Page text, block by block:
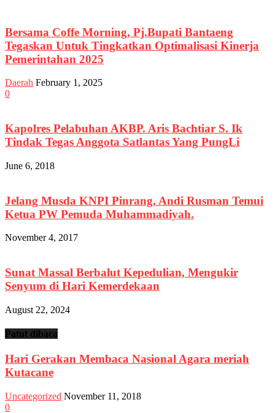
Bersama Coffe Morning, Pj.Bupati Bantaeng
Tegaskan Untuk Tingkatkan Optimalisasi Kinerja
Pemerintahan 2025
Daerah February 1, 2025
0
Kapolres Pelabuhan AKBP. Aris Bachtiar S. Ik
Tindak Tegas Anggota Satlantas Yang PungLi
June 6, 2018
Jelang Musda KNPI Pinrang, Andi Rusman Temui
Ketua PW Pemuda Muhammadiyah.
November 4, 2017
Sunat Massal Berbalut Kepedulian, Mengukir
Senyum di Hari Kemerdekaan
August 22, 2024
Patut dibaca
Hari Gerakan Membaca Nasional Agara meriah
Kutacane
Uncategorized November 11, 2018
0